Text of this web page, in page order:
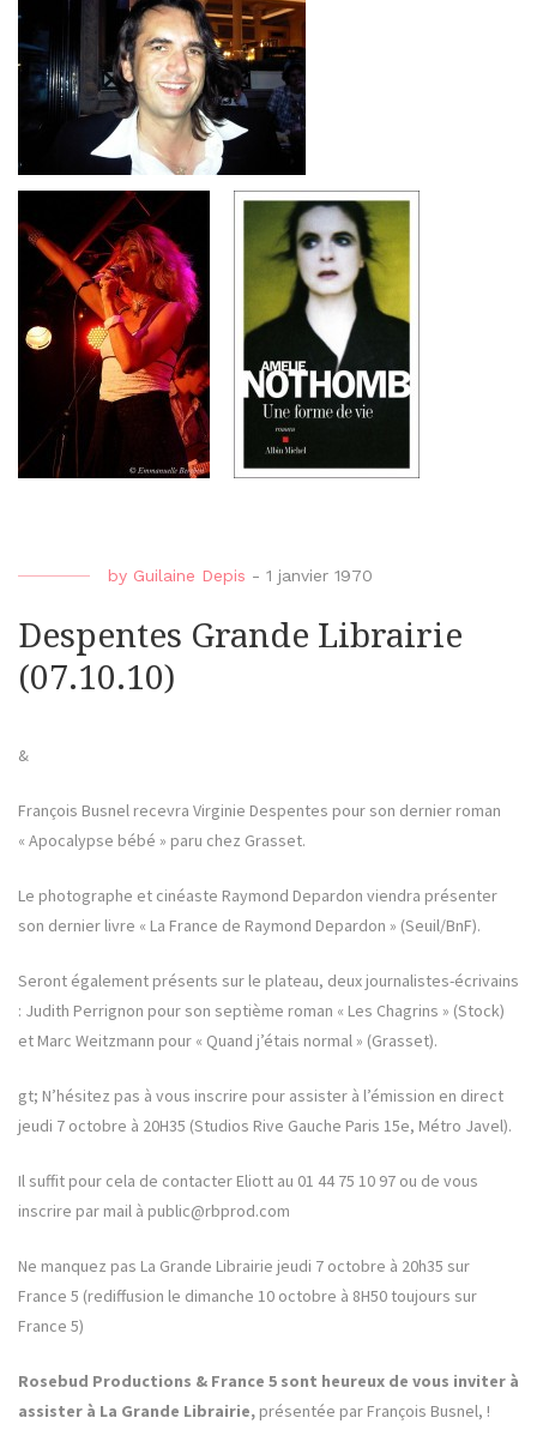
by Guilaine Depis - 1 janvier 1970
Despentes Grande Librairie
(07.10.10)
&
François Busnel recevra Virginie Despentes pour son dernier roman
« Apocalypse bébé » paru chez Grasset.
Le photographe et cinéaste Raymond Depardon viendra présenter
son dernier livre « La France de Raymond Depardon » (Seuil/BnF).
Seront également présents sur le plateau, deux journalistes-écrivains
: Judith Perrignon pour son septième roman « Les Chagrins » (Stock)
et Marc Weitzmann pour « Quand j’étais normal » (Grasset).
gt; N’hésitez pas à vous inscrire pour assister à l’émission en direct
jeudi 7 octobre à 20H35 (Studios Rive Gauche Paris 15e, Métro Javel).
Il suffit pour cela de contacter Eliott au 01 44 75 10 97 ou de vous
inscrire par mail à public@rbprod.com
Ne manquez pas La Grande Librairie jeudi 7 octobre à 20h35 sur
France 5 (rediffusion le dimanche 10 octobre à 8H50 toujours sur
France 5)
Rosebud Productions & France 5 sont heureux de vous inviter à
assister à La Grande Librairie, présentée par François Busnel, !